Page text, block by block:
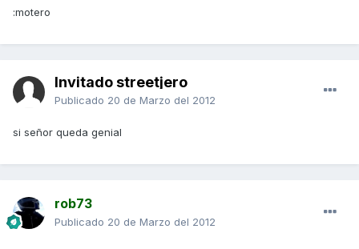
:motero
Invitado streetjero
Publicado 20 de Marzo del 2012
si señor queda genial
rob73
Publicado 20 de Marzo del 2012